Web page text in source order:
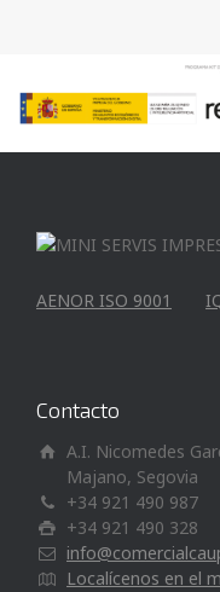
AENOR ISO 9001
Contacto
A.I. Nicomedes
Majano, Segovia
+34 921 490 987
+34 921 490 328
Localícenos en el